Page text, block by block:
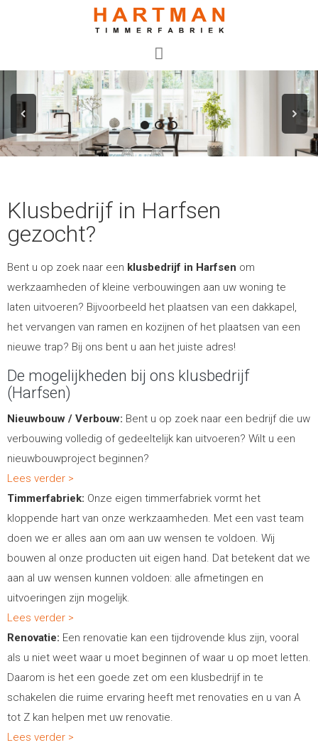
Klusbedrijf in Harfsen
gezocht?
Bent u op zoek naar een klusbedrijf in Harfsen om
werkzaamheden of kleine verbouwingen aan uw woning te
laten uitvoeren? Bijvoorbeeld het plaatsen van een dakkapel,
het vervangen van ramen en kozijnen of het plaatsen van een
nieuwe trap? Bij ons bent u aan het juiste adres!
De mogelijkheden bij ons klusbedrijf
(Harfsen)
Nieuwbouw / Verbouw: Bent u op zoek naar een bedrijf die uw
verbouwing volledig of gedeeltelijk kan uitvoeren? Wilt u een
nieuwbouwproject beginnen?
Lees verder >
Timmerfabriek: Onze eigen timmerfabriek vormt het
kloppende hart van onze werkzaamheden. Met een vast team
doen we er alles aan om aan uw wensen te voldoen. Wij
bouwen al onze producten uit eigen hand. Dat betekent dat we
aan al uw wensen kunnen voldoen: alle afmetingen en
uitvoeringen zijn mogelijk.
Lees verder >
Renovatie: Een renovatie kan een tijdrovende klus zijn, vooral
als u niet weet waar u moet beginnen of waar u op moet letten.
Daarom is het een goede zet om een klusbedrijf in te
schakelen die ruime ervaring heeft met renovaties en u van A
tot Z kan helpen met uw renovatie.
Lees verder >